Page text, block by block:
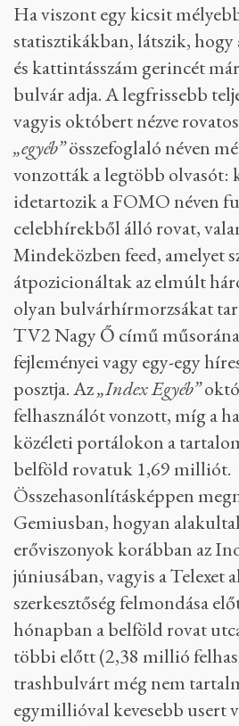
Ha viszont egy kicsit
statisztikákban, látszik, hogy
és kattintásszám gerincét
bulvár adja. A legfrissebb
vagyis októbert nézve
„egyéb”összefoglaló néven
vonzották a legtöbb olvasót:
idetartozik a FOMO néven
celebhírekből álló rovat,
Mindeközben feed, amelyet
átpozicionáltak az elmúlt
olyan bulvárhírmorzsákat
TV2 Nagy Ő című
fejleményei vagy egy-egy
posztja. Az„Index Egyéb”
felhasználót vonzott, míg a
közéleti portálokon a
belföld rovatuk 1,69 milliót.
Összehasonlításképpen
Gemiusban, hogyan
erőviszonyok korábban az
júniusában, vagyis a Telexet
szerkesztőség felmondása
hónapban a belföld rovat
többi előtt (2,38 millió
trashbulvárt még nem
egymillióval kevesebb usert